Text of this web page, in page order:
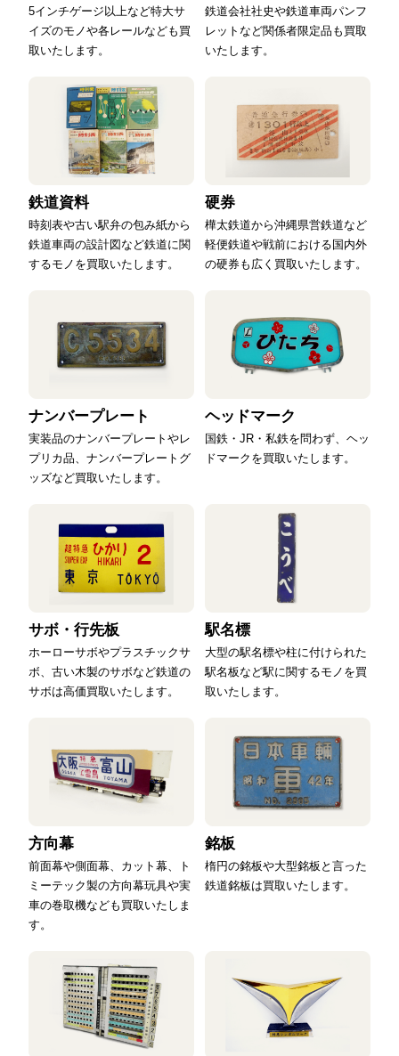
5インチゲージ以上など特大サ
イズのモノや各レールなども買
取いたします。
鉄道会社社史や鉄道車両パンフ
レットなど関係者限定品も買取
いたします。
鉄道資料
時刻表や古い駅弁の包み紙から
鉄道車両の設計図など鉄道に関
するモノを買取いたします。
硬券
樺太鉄道から沖縄県営鉄道など
軽便鉄道や戦前における国内外
の硬券も広く買取いたします。
ナンバープレート
実装品のナンバープレートやレ
プリカ品、ナンバープレートグ
ッズなど買取いたします。
ヘッドマーク
国鉄・JR・私鉄を問わず、ヘッ
ドマークを買取いたします。
サボ・行先板
ホーローサボやプラスチックサ
ボ、古い木製のサボなど鉄道の
サボは高価買取いたします。
駅名標
大型の駅名標や柱に付けられた
駅名板など駅に関するモノを買
取いたします。
方向幕
前面幕や側面幕、カット幕、ト
ミーテック製の方向幕玩具や実
車の巻取機なども買取いたしま
す。
銘板
楕円の銘板や大型銘板と言った
鉄道銘板は買取いたします。